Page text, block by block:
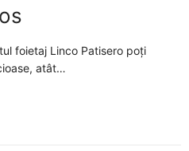
foietaj Linco Patisero poți
atât…